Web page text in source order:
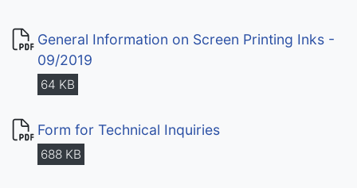
General Information on Screen Printing Inks -
09/2019
64 KB
Form for Technical Inquiries
688 KB